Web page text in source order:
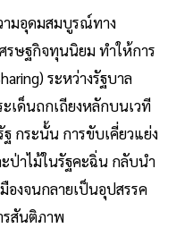
ามอุดมสมบูรณ์ทาง
ษฐกิจทุนนิยม ทำให้การ
ระหว่างรัฐบาล
เด็นถกเถียงหลักบนเวที
กระนั้น การขับเคี่ยวแย่ง
าไม้ในรัฐคะฉิ่น กลับนำ
องจนกลายเป็นอุปสรรค
รสันติภาพ